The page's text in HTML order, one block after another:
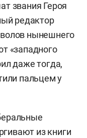
звания Героя
редактор
нынешнего
«западного
даже тогда,
пальцем у
из книги